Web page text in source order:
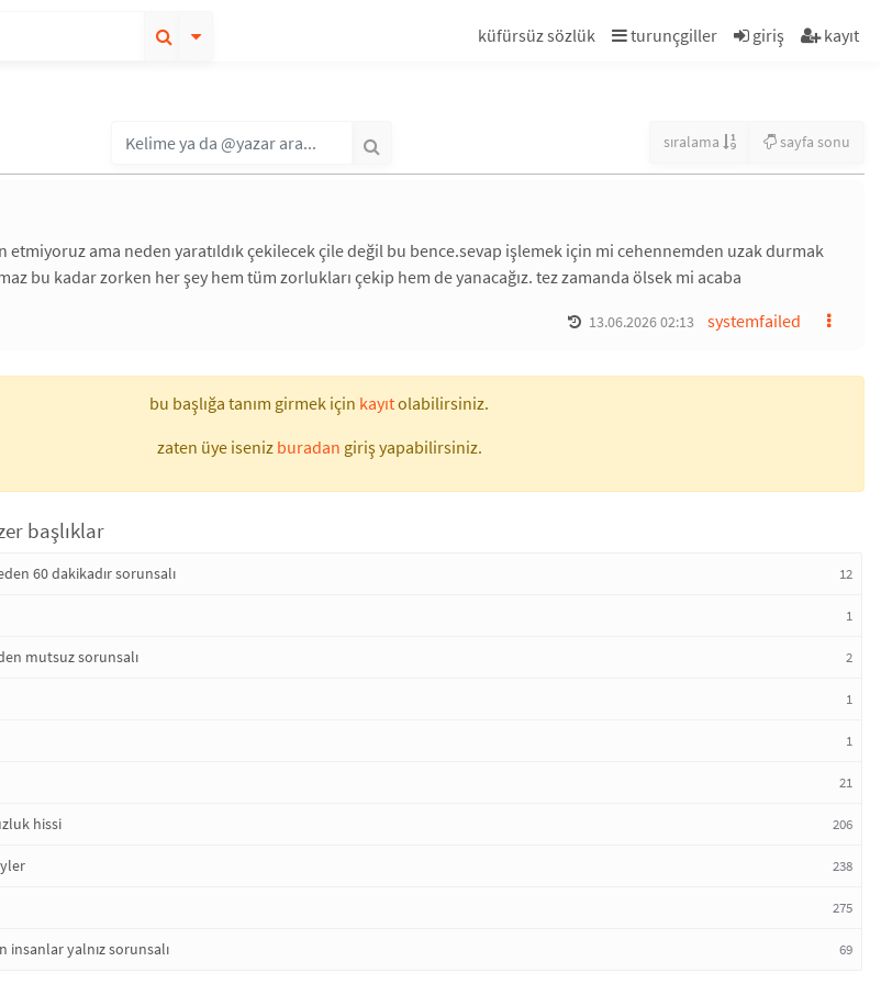
küfürsüz sözlük turunçgiller giriş kayıt
sıralama sayfa sonu
etmiyoruz ama neden yaratıldık çekilecek çile değil bu bence.sevap işlemek için mi cehennemden uzak durmak
bu kadar zorken her şey hem tüm zorlukları çekip hem de yanacağız. tez zamanda ölsek mi acaba
systemfailed
13.06.2026 02:13
bu başlığa tanım girmek için kayıtolabilirsiniz.
zaten üye iseniz buradan giriş yapabilirsiniz.
başlıklar
60 dakikadır sorunsalı 12
1
mutsuz sorunsalı 2
1
1
21
hissi 206
238
275
insanlar yalnız sorunsalı 69